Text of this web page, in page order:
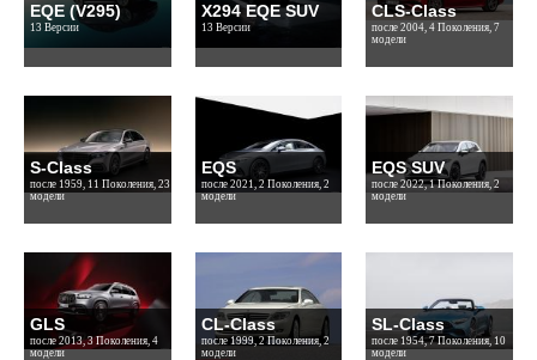
EQE (V295)
13 Версии
X294 EQE SUV
13 Версии
CLS-Class
после 2004, 4 Поколения, 7
модели
S-Class
после 1959, 11 Поколения, 23
модели
EQS
после 2021, 2 Поколения, 2
модели
EQS SUV
после 2022, 1 Поколения, 2
модели
GLS
после 2013, 3 Поколения, 4
модели
CL-Class
после 1999, 2 Поколения, 2
модели
SL-Class
после 1954, 7 Поколения, 10
модели